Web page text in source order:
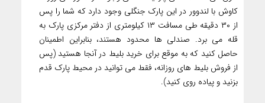
کاوش با لندوور در این پارک جنگلی وجود دارد که شما را پس
از ۳۰ دقیقه طی مسافت ۱۳ کیلومتری از دفتر مرکزی پارک به
قله می برد. صندلی ها محدود هستند، بنابراین اطمینان
حاصل کنید که به موقع برای خرید بلیط در آنجا هستید (پس
از فروش بلیط های روزانه، فقط می توانید در محیط پارک قدم
بزنید و پیاده روی کنید).